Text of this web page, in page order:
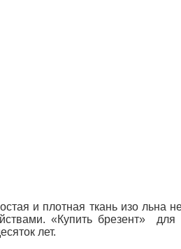
и плотная ткань изо льна
«Купить брезент» для
лет.